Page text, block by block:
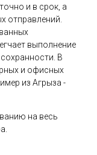
и в срок, а
отправлений.
выполнение
сохранности. В
и офисных
из Агрыза -
на весь